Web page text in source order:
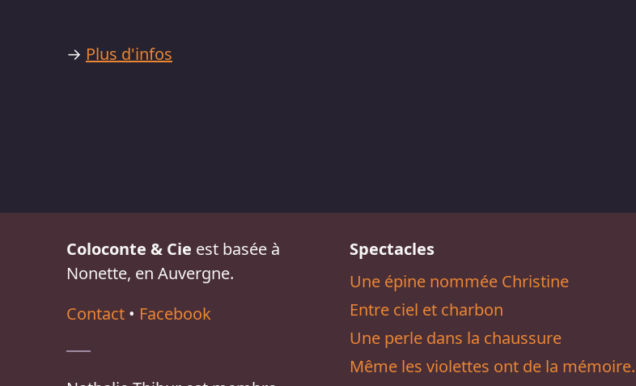
→ Plus d'infos
Coloconte & Cie est basée à
Nonette, en Auvergne.
Contact • Facebook
Spectacles
Une épine nommée Christine
Entre ciel et charbon
Une perle dans la chaussure
Même les violettes ont de la